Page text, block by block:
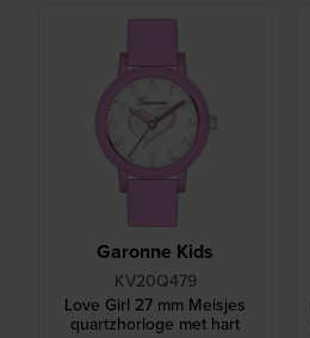
Garonne Kids
KV20Q479
Love Girl 27 mm Meisjes
quartzhorloge met hart